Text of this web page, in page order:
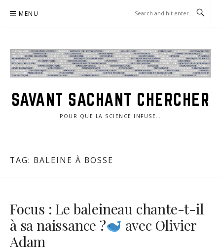
MENU
SAVANT SACHANT CHERCHER
POUR QUE LA SCIENCE INFUSE…
TAG: BALEINE À BOSSE
Focus : Le baleineau chante-t-il
à sa naissance ?
avec Olivier
Adam